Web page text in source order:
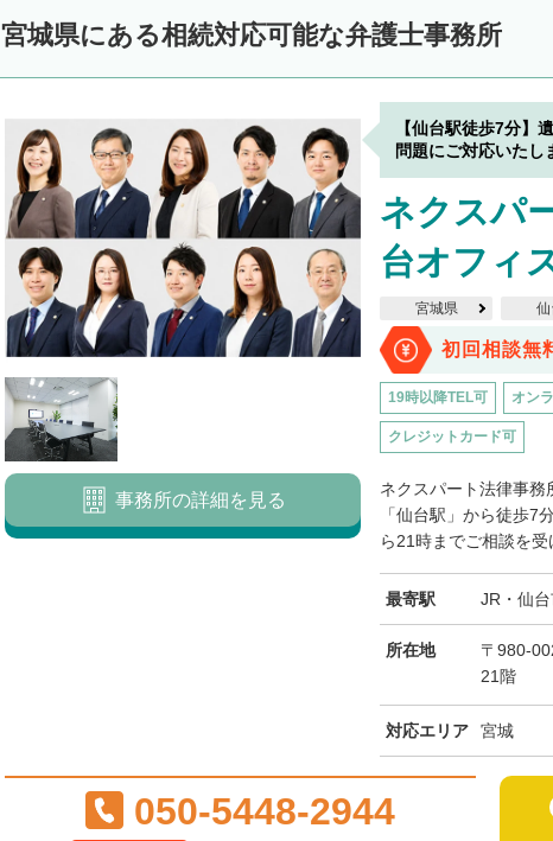
宮城県にある相続対応可能な弁護士事務所
【仙台駅徒歩7分】
問題にご対応いたし
ネクスパ
台オフィ
宮城県 仙
初回相談無
19時以降TEL可 オン
クレジットカード可
ネクスパート法律事務
「仙台駅」から徒歩7
ら21時までご相談を受
最寄駅 JR・仙
所在地
〒980-
21階
対応エリア 宮城
事務所の詳細を見る
050-5448-2944